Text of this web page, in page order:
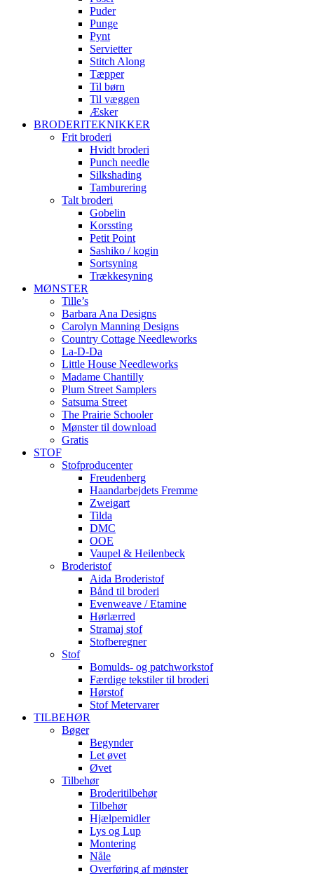
Puder
Punge
Pynt
Servietter
Stitch Along
Tæpper
Til børn
Til væggen
Æsker
BRODERITEKNIKKER
Frit broderi
Hvidt broderi
Punch needle
Silkshading
Tamburering
Talt broderi
Gobelin
Korssting
Petit Point
Sashiko / kogin
Sortsyning
Trækkesyning
MØNSTER
Tille’s
Barbara Ana Designs
Carolyn Manning Designs
Country Cottage Needleworks
La-D-Da
Little House Needleworks
Madame Chantilly
Plum Street Samplers
Satsuma Street
The Prairie Schooler
Mønster til download
Gratis
STOF
Stofproducenter
Freudenberg
Haandarbejdets Fremme
Zweigart
Tilda
DMC
OOE
Vaupel & Heilenbeck
Broderistof
Aida Broderistof
Bånd til broderi
Evenweave / Etamine
Hørlærred
Stramaj stof
Stofberegner
Stof
Bomulds- og patchworkstof
Færdige tekstiler til broderi
Hørstof
Stof Metervarer
TILBEHØR
Bøger
Begynder
Let øvet
Øvet
Tilbehør
Broderitilbehør
Tilbehør
Hjælpemidler
Lys og Lup
Montering
Nåle
Overføring af mønster